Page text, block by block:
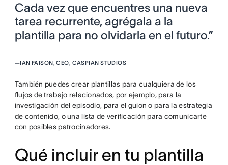
Cada vez que encuentres una nueva
tarea recurrente, agrégala a la
plantilla para no olvidarla en el futuro.”
—IAN FAISON, CEO, CASPIAN STUDIOS
También puedes crear plantillas para cualquiera de los
flujos de trabajo relacionados, por ejemplo, para la
investigación del episodio, para el guion o para la estrategia
de contenido, o una lista de verificación para comunicarte
con posibles patrocinadores.
Qué incluir en tu plantilla